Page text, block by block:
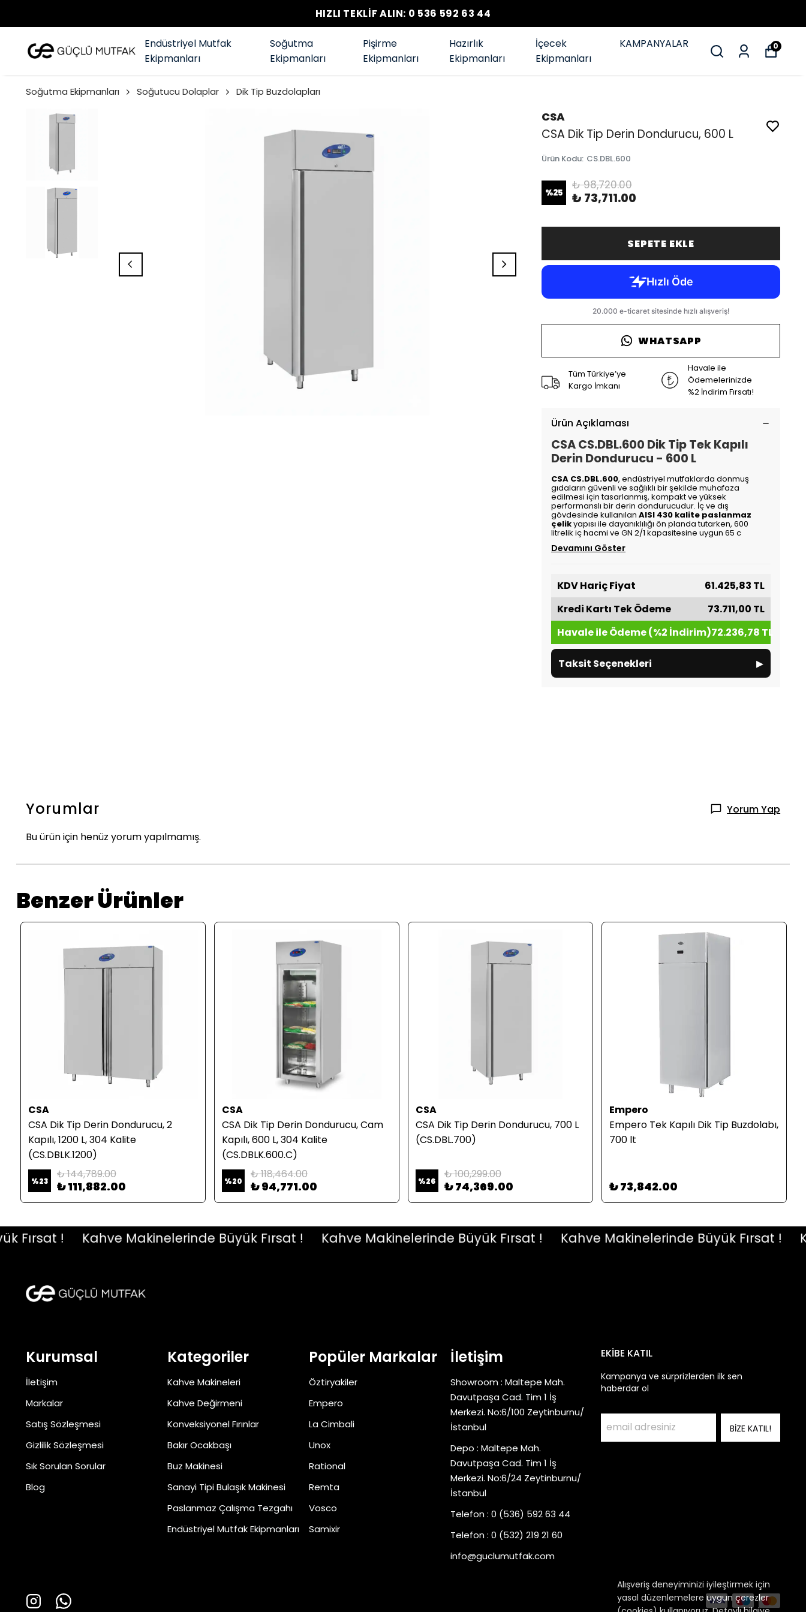
HIZLI TEKLİF ALIN: 0 536 592 63 44
Endüstriyel Mutfak
Ekipmanları
Soğutma
Ekipmanları
Pişirme
Ekipmanları
Hazırlık
Ekipmanları
İçecek
Ekipmanları
KAMPANYALAR 0
Alışveriş deneyiminizi iyileştirmek için
yasal düzenlemelere uygun çerezler
Soğutma Ekipmanları Soğutucu Dolaplar Dik Tip Buzdolapları
CSA
CSA Dik Tip Derin Dondurucu, 600 L
Ürün Kodu: CS.DBL.600
%25
₺ 98,720.00
₺ 73,711.00
SEPETE EKLE
WHATSAPP
Tüm Türkiye’ye
Kargo İmkanı
Havale ile
Ödemelerinizde
%2 İndirim Fırsatı!
Ürün Açıklaması
CSA CS.DBL.600 Dik Tip Tek Kapılı
Derin Dondurucu - 600 L
CSA CS.DBL.600, endüstriyel mutfaklarda donmuş
gıdaların güvenli ve sağlıklı bir şekilde muhafaza
edilmesi için tasarlanmış, kompakt ve yüksek
performanslı bir derin dondurucudur. İç ve dış
gövdesinde kullanılanAISI 430 kalite paslanmaz
çelikyapısı ile dayanıklılığı ön planda tutarken, 600
litrelik iç hacmi ve GN 2/1 kapasitesine uygun 65 c
Devamını Göster
KDV Hariç Fiyat
61.425,83 TL
Kredi Kartı Tek Ödeme
73.711,00 TL
Havale ile Ödeme (%2 İndirim)72.236,78 TL
Taksit Seçenekleri ▸
Yorumlar Yorum Yap
Bu ürün için henüz yorum yapılmamış.
Benzer Ürünler
CSA
CSA Dik Tip Derin Dondurucu, 2
Kapılı, 1200 L, 304 Kalite
(CS.DBLK.1200)
%23 ₺ 144,789.00
₺ 111,882.00
CSA
CSA Dik Tip Derin Dondurucu, Cam
Kapılı, 600 L, 304 Kalite
(CS.DBLK.600.C)
%20 ₺ 118,464.00
₺ 94,771.00
CSA
CSA Dik Tip Derin Dondurucu, 700 L
(CS.DBL.700)
%26 ₺ 100,299.00
₺ 74,369.00
Empero
Empero Tek Kapılı Dik Tip Buzdolabı,
700 lt
₺ 73,842.00
! Kahve Makinelerinde Büyük Fırsat ! Kahve Makinelerinde Büyük Fırsat ! Kahve Makinelerinde Büyük Fırsat !
Kurumsal
İletişim
Markalar
Satış Sözleşmesi
Gizlilik Sözleşmesi
Sık Sorulan Sorular
Blog
Kategoriler
Kahve Makineleri
Kahve Değirmeni
Konveksiyonel Fırınlar
Bakır Ocakbaşı
Buz Makinesi
Sanayi Tipi Bulaşık Makinesi
Paslanmaz Çalışma Tezgahı
Endüstriyel Mutfak Ekipmanları
Popüler Markalar
Öztiryakiler
Empero
La Cimbali
Unox
Rational
Remta
Vosco
Samixir
İletişim
Showroom : Maltepe Mah.
Davutpaşa Cad. Tim 1 İş
Merkezi. No:6/100 Zeytinburnu/
İstanbul
Depo : Maltepe Mah.
Davutpaşa Cad. Tim 1 İş
Merkezi. No:6/24 Zeytinburnu/
İstanbul
Telefon : 0 (536) 592 63 44
Telefon : 0 (532) 219 21 60
info@guclumutfak.com
EKİBE KATIL
Kampanya ve sürprizlerden ilk sen
haberdar ol
BİZE KATIL!